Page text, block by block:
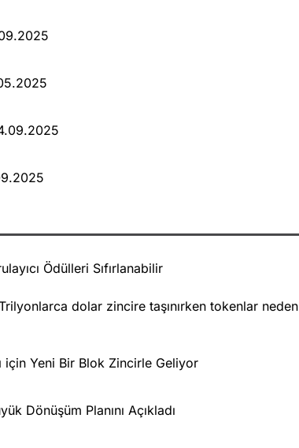
Ödülleri Sıfırlanabilir
dolar zincire taşınırken tokenlar neden
için Yeni Bir Blok Zincirle Geliyor
Dönüşüm Planını Açıkladı